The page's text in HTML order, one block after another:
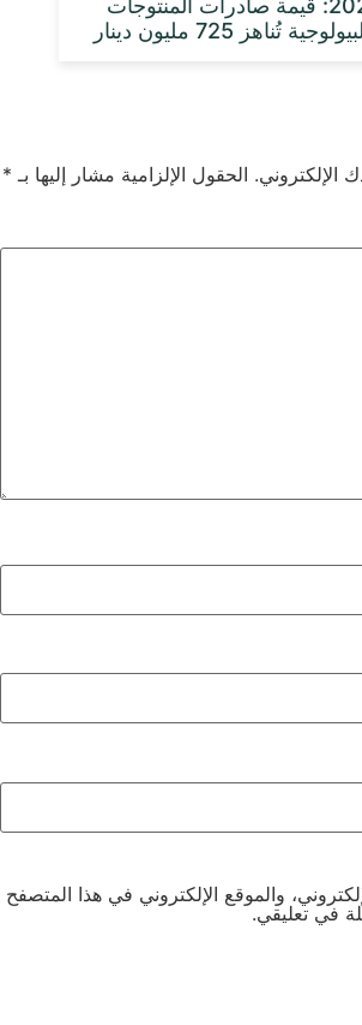
خلال 2025: قيمة صادرات المنتوجات
تُناهز 725 مليون دينار
الإلكتروني. الحقول الإلزامية مشار إليها بـ *
والموقع الإلكتروني في هذا المتصفح
في تعليقي.